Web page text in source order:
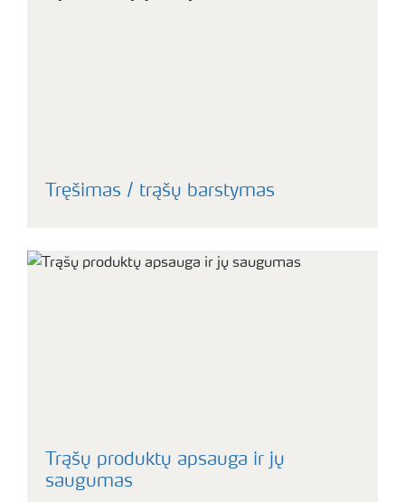
Tręšimas / trąšų barstymas
Trąšų produktų apsauga ir jų
saugumas